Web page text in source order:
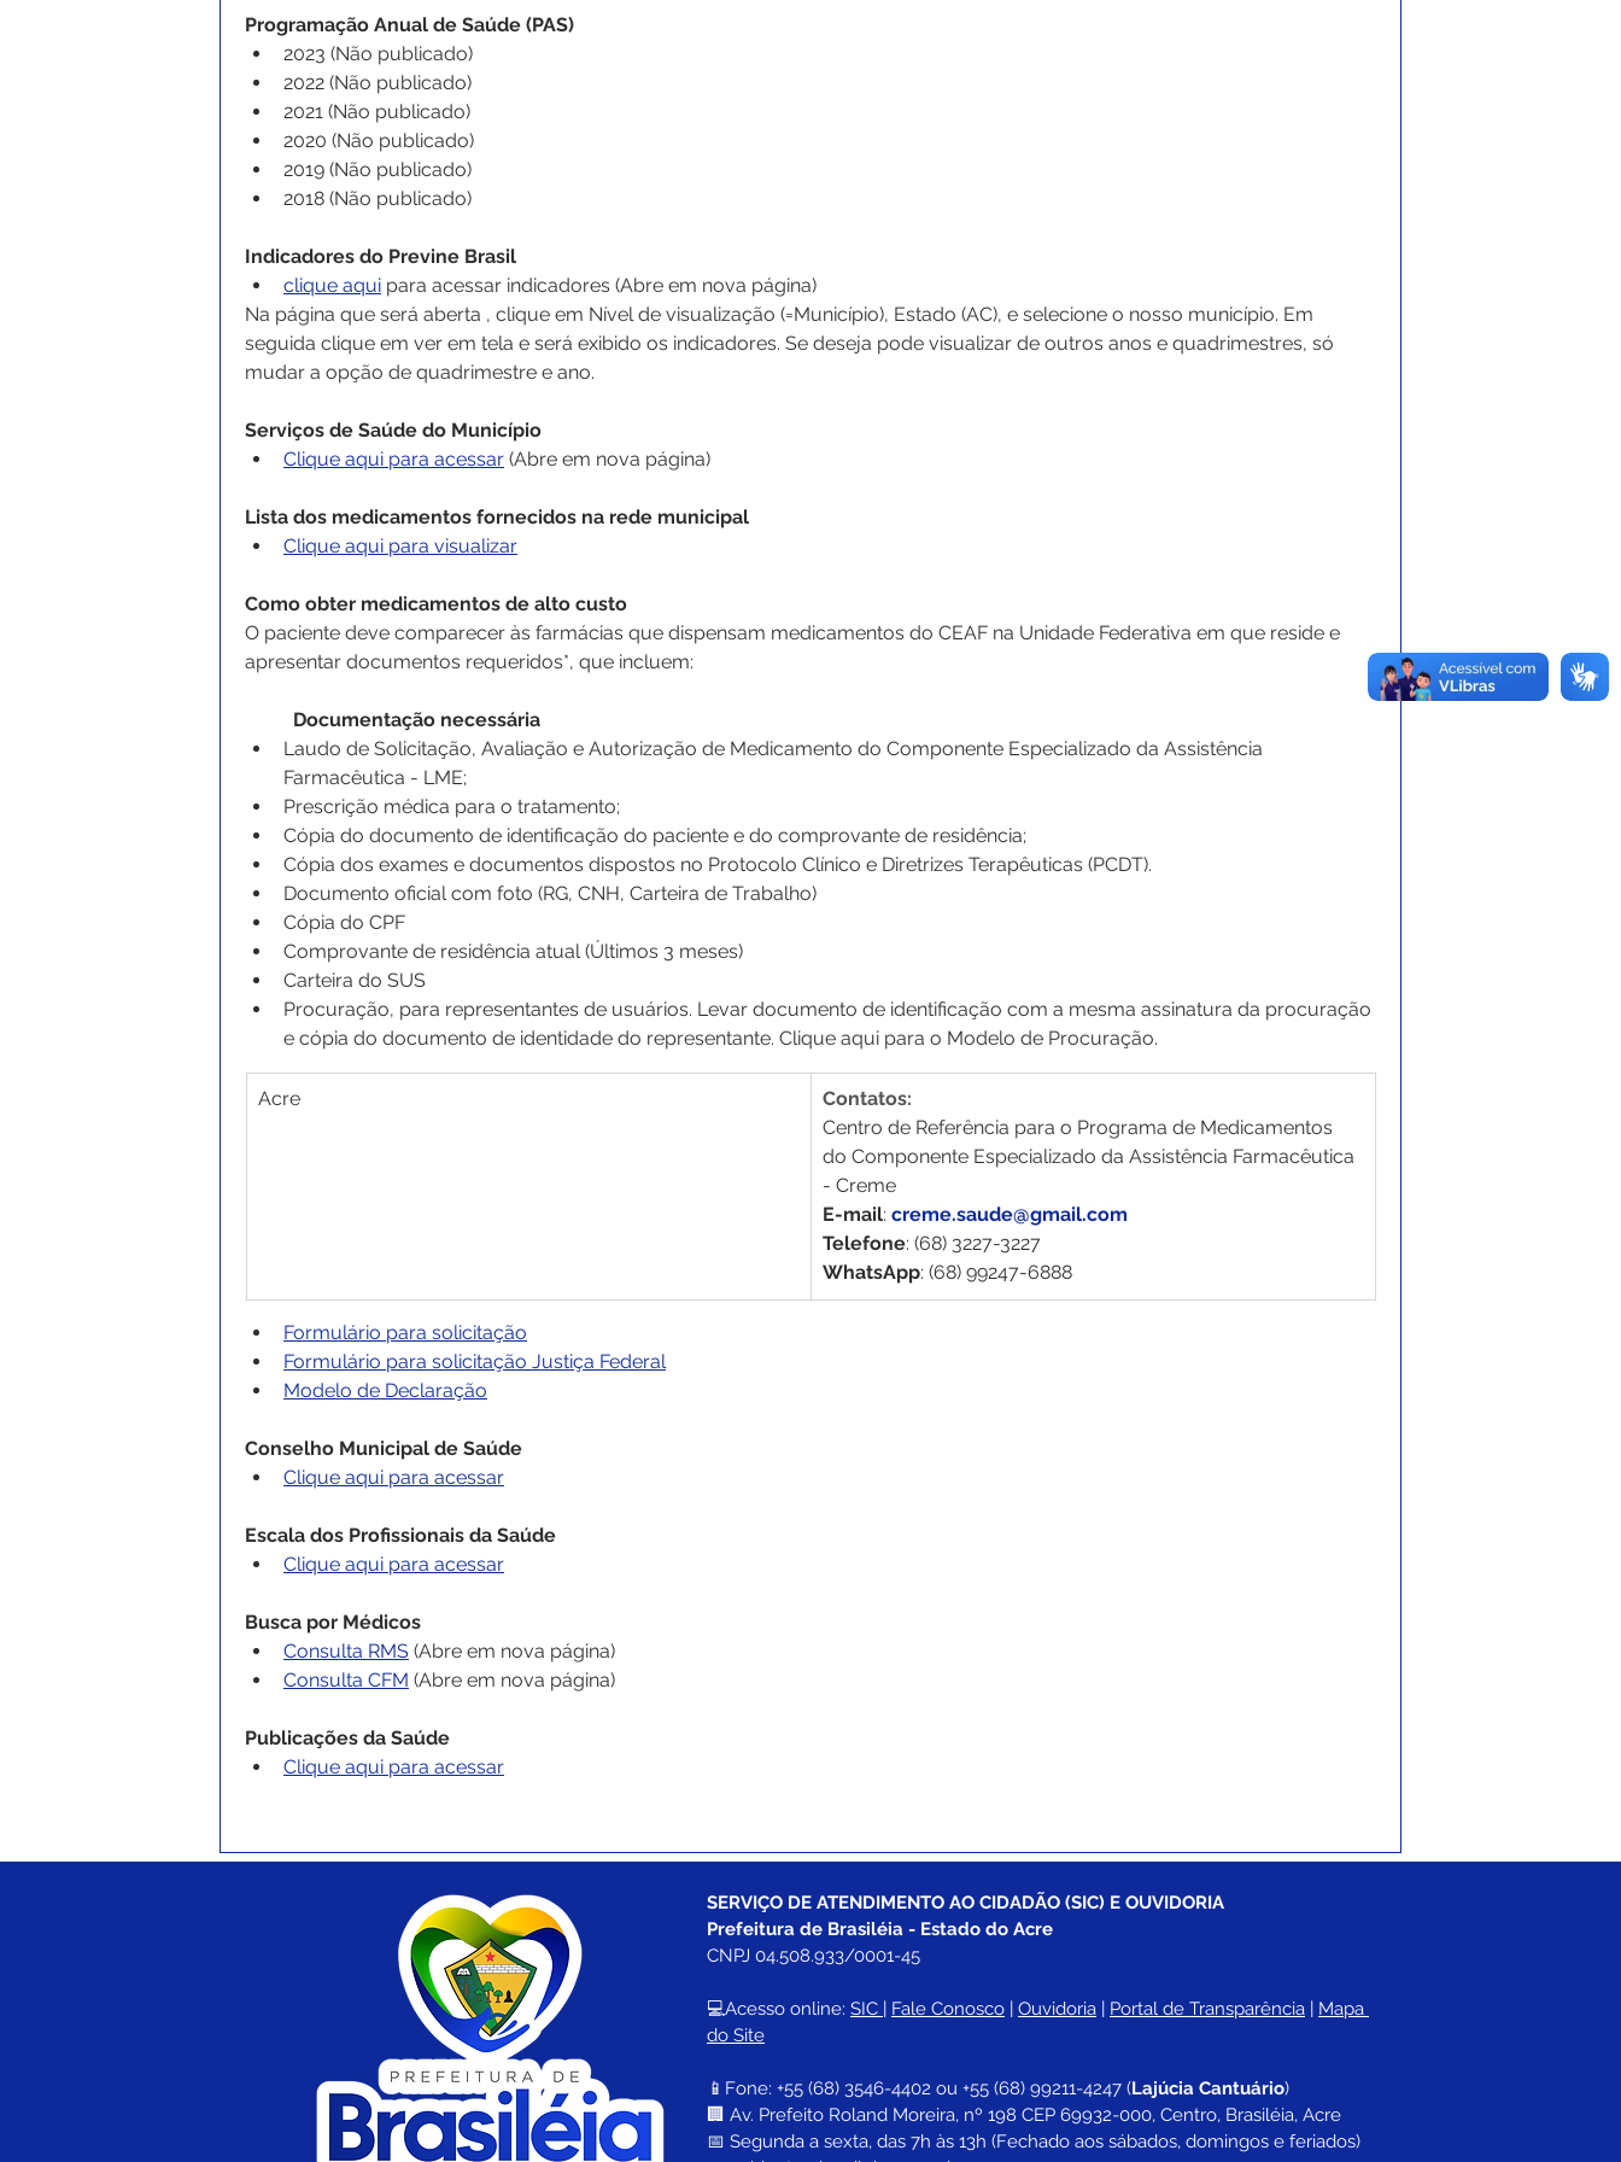
Programação Anual de Saúde (PAS)
2023 (Não publicado)
2022 (Não publicado)
2021 (Não publicado)
2020 (Não publicado)
2019 (Não publicado)
2018 (Não publicado)
Indicadores do Previne Brasil
clique aqui para acessar indicadores (Abre em nova página)
Na página que será aberta , clique em Nível de visualização (=Município), Estado (AC), e selecione o nosso município. Em
seguida clique em ver em tela e será exibido os indicadores. Se deseja pode visualizar de outros anos e quadrimestres, só
mudar a opção de quadrimestre e ano.
Serviços de Saúde do Município
Clique aqui para acessar (Abre em nova página)
Lista dos medicamentos fornecidos na rede municipal
Clique aqui para visualizar
Como obter medicamentos de alto custo
O paciente deve comparecer às farmácias que dispensam medicamentos do CEAF na Unidade Federativa em que reside e
apresentar documentos requeridos*, que incluem:
Documentação necessária
Laudo de Solicitação, Avaliação e Autorização de Medicamento do Componente Especializado da Assistência
Farmacêutica - LME;
Prescrição médica para o tratamento;
Cópia do documento de identificação do paciente e do comprovante de residência;
Cópia dos exames e documentos dispostos no Protocolo Clínico e Diretrizes Terapêuticas (PCDT).
Documento oficial com foto (RG, CNH, Carteira de Trabalho)
Cópia do CPF
Comprovante de residência atual (Últimos 3 meses)
Carteira do SUS
Procuração, para representantes de usuários. Levar documento de identificação com a mesma assinatura da procuração
e cópia do documento de identidade do representante. Clique aqui para o Modelo de Procuração.
Acre
Contatos:
Centro de Referência para o Programa de Medicamentos
do Componente Especializado da Assistência Farmacêutica
- Creme
E-mail: creme.saude@gmail.com
Telefone: (68) 3227-3227
WhatsApp: (68) 99247-6888
Formulário para solicitação
Formulário para solicitação Justiça Federal
Modelo de Declaração
Conselho Municipal de Saúde
Clique aqui para acessar
Escala dos Profissionais da Saúde
Clique aqui para acessar
Busca por Médicos
Consulta RMS (Abre em nova página)
Consulta CFM (Abre em nova página)
Publicações da Saúde
Clique aqui para acessar
SERVIÇO DE ATENDIMENTO AO CIDADÃO (SIC) E OUVIDORIA
Prefeitura de Brasiléia - Estado do Acre
CNPJ 04.508.933/0001-45
💻Acesso online: SIC | Fale Conosco | Ouvidoria | Portal de Transparência | Mapa
do Site
📱Fone: +55 (68) 3546-4402 ou +55 (68) 99211-4247 (Lajúcia Cantuário)
🏢 Av. Prefeito Roland Moreira, nº 198 CEP 69932-000, Centro, Brasiléia, Acre
📅 Segunda a sexta, das 7h às 13h (Fechado aos sábados, domingos e feriados)